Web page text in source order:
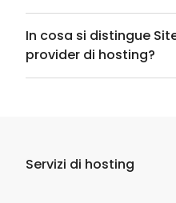
In cosa si distingue
provider di hosting?
Servizi di hosting